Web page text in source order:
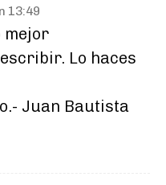
13:49
mejor
Lo haces
Juan Bautista